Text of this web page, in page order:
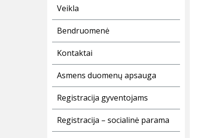
Veikla
Bendruomenė
Kontaktai
Asmens duomenų apsauga
Registracija gyventojams
Registracija – socialinė parama